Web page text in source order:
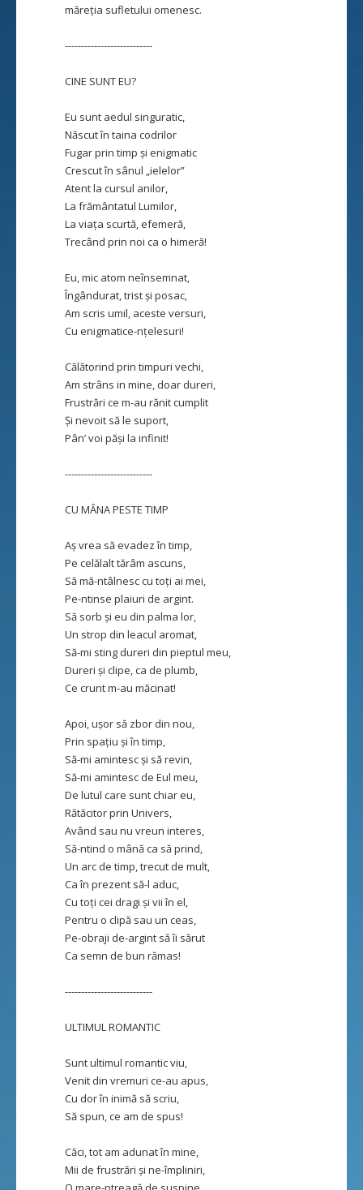
măreția sufletului omenesc.
---------------------------
CINE SUNT EU?
Eu sunt aedul singuratic,
Născut în taina codrilor
Fugar prin timp și enigmatic
Crescut în sânul „ielelor”
Atent la cursul anilor,
La frământatul Lumilor,
La viața scurtă, efemeră,
Trecând prin noi ca o himeră!
Eu, mic atom neînsemnat,
Îngândurat, trist și posac,
Am scris umil, aceste versuri,
Cu enigmatice-nțelesuri!
Călătorind prin timpuri vechi,
Am strâns in mine, doar dureri,
Frustrări ce m-au rănit cumplit
Și nevoit să le suport,
Pân’ voi păși la infinit!
---------------------------
CU MÂNA PESTE TIMP
Aș vrea să evadez în timp,
Pe celălalt tărâm ascuns,
Să mă-ntâlnesc cu toți ai mei,
Pe-ntinse plaiuri de argint.
Să sorb și eu din palma lor,
Un strop din leacul aromat,
Să-mi sting dureri din pieptul meu,
Dureri și clipe, ca de plumb,
Ce crunt m-au măcinat!
Apoi, ușor să zbor din nou,
Prin spațiu și în timp,
Să-mi amintesc și să revin,
Să-mi amintesc de Eul meu,
De lutul care sunt chiar eu,
Rătăcitor prin Univers,
Având sau nu vreun interes,
Să-ntind o mână ca să prind,
Un arc de timp, trecut de mult,
Ca în prezent să-l aduc,
Cu toți cei dragi și vii în el,
Pentru o clipă sau un ceas,
Pe-obraji de-argint să îi sărut
Ca semn de bun rămas!
---------------------------
ULTIMUL ROMANTIC
Sunt ultimul romantic viu,
Venit din vremuri ce-au apus,
Cu dor în inimă să scriu,
Să spun, ce am de spus!
Căci, tot am adunat în mine,
Mii de frustrări și ne-împliniri,